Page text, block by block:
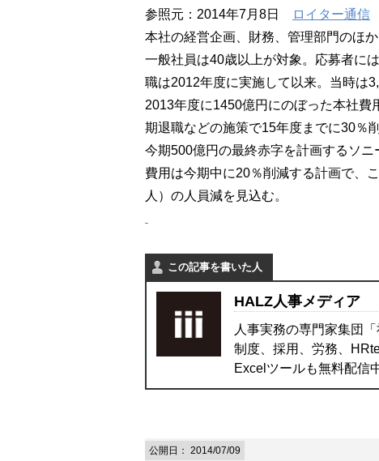
参照元：2014年7月8日
ロイター通信
本社の経営企画、財務、管理部門のほ
一般社員は40歳以上が対象。応募者に
職は2012年度に実施して以来。当時は
2013年度に1450億円にのぼった本社
期退職などの施策で15年度までに30％
今期500億円の最終赤字を計画するソ
費用は今期中に20％削減する計画で、
人）の人員減を見込む。
この記事を書いた人
HALZ人事メディア
人事実務の専門家集団
制度、採用、労務、
Excelツールも無料配信
公開日： 2014/07/09